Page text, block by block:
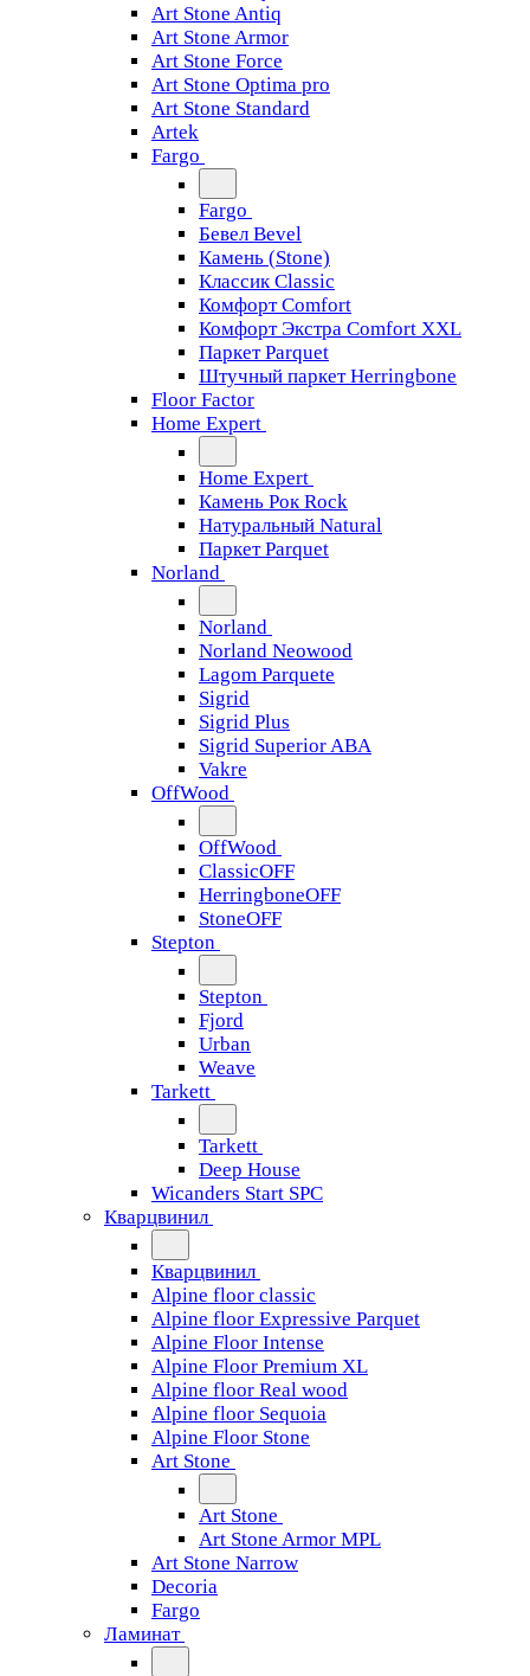
Art Stone Antiq
Art Stone Armor
Art Stone Force
Art Stone Optima pro
Art Stone Standard
Artek
Fargo
Fargo
Бевел Bevel
Камень (Stone)
Классик Classic
Комфорт Comfort
Комфорт Экстра Comfort XXL
Паркет Parquet
Штучный паркет Herringbone
Floor Factor
Home Expert
Home Expert
Камень Рок Rock
Натуральный Natural
Паркет Parquet
Norland
Norland
Norland Neowood
Lagom Parquete
Sigrid
Sigrid Plus
Sigrid Superior ABA
Vakre
OffWood
OffWood
ClassicOFF
HerringboneOFF
StoneOFF
Stepton
Stepton
Fjord
Urban
Weave
Tarkett
Tarkett
Deep House
Wicanders Start SPC
Кварцвинил
Кварцвинил
Alpine floor classic
Alpine floor Expressive Parquet
Alpine Floor Intense
Alpine Floor Premium XL
Alpine floor Real wood
Alpine floor Sequoia
Alpine Floor Stone
Art Stone
Art Stone
Art Stone Armor MPL
Art Stone Narrow
Decoria
Fargo
Ламинат